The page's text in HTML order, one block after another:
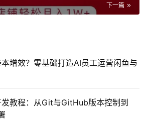
下一篇
增效？零基础打造AI员工运营闲鱼与
教程：从Git与GitHub版本控制到